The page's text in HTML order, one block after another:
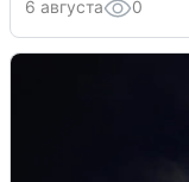
6 августа 0